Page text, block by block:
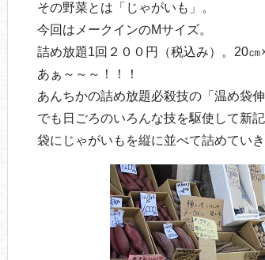
その野菜とは「じゃがいも」。
今回はメークインのМサイズ。
詰め放題1回２００円（税込み）。20㎝
あぁ～～～！！！
あんちかの詰め放題必殺技の「温め袋
でも日ごろのいろんな技を駆使して新
袋にじゃがいもを縦に並べて詰めていき